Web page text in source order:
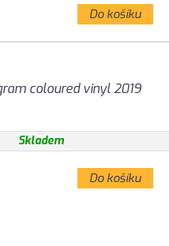
Do košíku
coloured vinyl 2019
Skladem
Do košíku